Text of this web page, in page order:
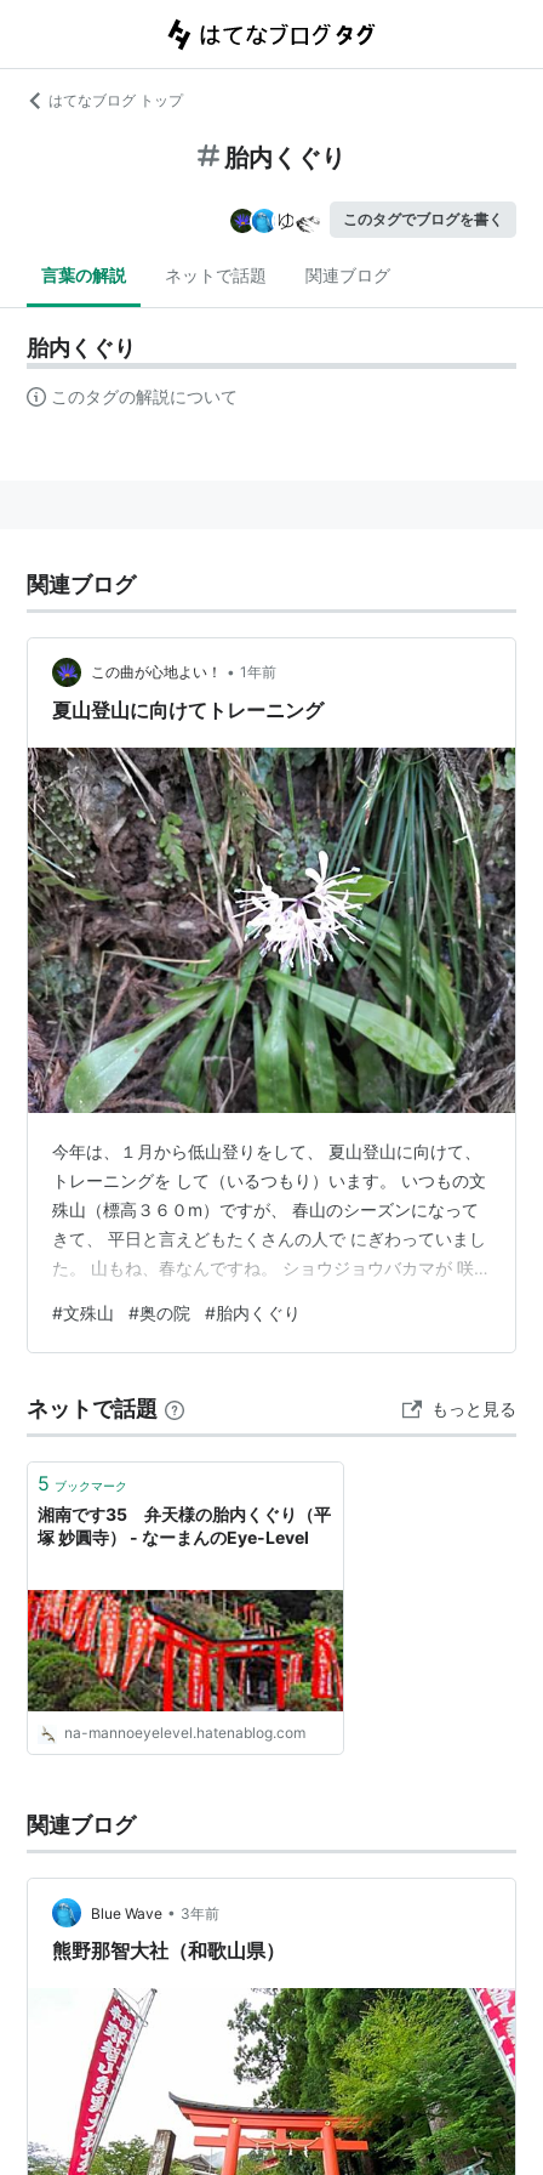
はてなブログ トップ
胎内くぐり
このタグでブログを書く
言葉の解説 ネットで話題 関連ブログ
胎内くぐり
このタグの解説について
関連ブログ
この曲が心地よい！ • 1年前
夏山登山に向けてトレーニング
今年は、１月から低山登りをして、 夏山登山に向けて、
トレーニングを して（いるつもり）います。 いつもの文
殊山（標高３６０m）ですが、 春山のシーズンになって
きて、 平日と言えどもたくさんの人で にぎわっていまし
た。 山もね、春なんですね。 ショウジョウバカマが 咲
できましたが 花はまだのようでした。 もうちょっとあと
に 登ったた時かな〜と 歩を進めていると、あらまっ！
か！ おおっ！反り返っているのも あ〜るじゃないかっ！
嬉しくなっちゃいました。 ローアングルで一眼を 構えて
#文殊山 #奥の院 #胎内くぐり
ネットで話題 もっと見る
5 ブックマーク
湘南です35 弁天様の胎内くぐり（平
塚 妙圓寺） - なーまんのEye-Level
na-mannoeyelevel.hatenablog.com
関連ブログ
Blue Wave • 3年前
熊野那智大社（和歌山県）